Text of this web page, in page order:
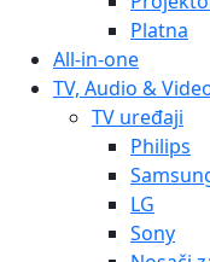
Platna
All-in-one
TV, Audio &
TV uređaji
Philips
LG
Sony